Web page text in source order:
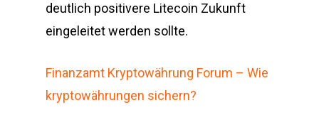
deutlich positivere Litecoin Zukunft
eingeleitet werden sollte.
Finanzamt Kryptowährung Forum – Wie
kryptowährungen sichern?